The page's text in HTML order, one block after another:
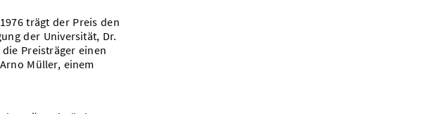
trägt der Preis den
der Universität, Dr.
Preisträger einen
Müller, einem